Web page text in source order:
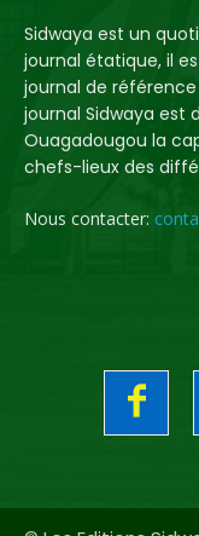
Sidwaya est un
journal étatique, il
journal de référence
journal Sidwaya est
Ouagadougou la
chefs-lieux des
Nous contacter: